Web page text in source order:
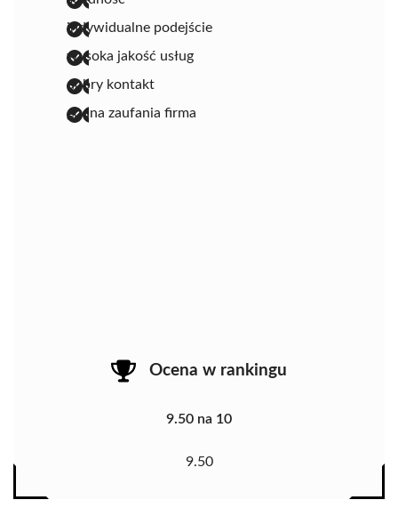
indywidualne podejście
wysoka jakość usług
dobry kontakt
godna zaufania firma
Ocena w rankingu
9.50 na 10
9.50